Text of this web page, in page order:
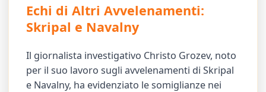
Echi di Altri Avvelenamenti:
Skripal e Navalny
Il giornalista investigativo Christo Grozev, noto
per il suo lavoro sugli avvelenamenti di Skripal
e Navalny, ha evidenziato le somiglianze nei